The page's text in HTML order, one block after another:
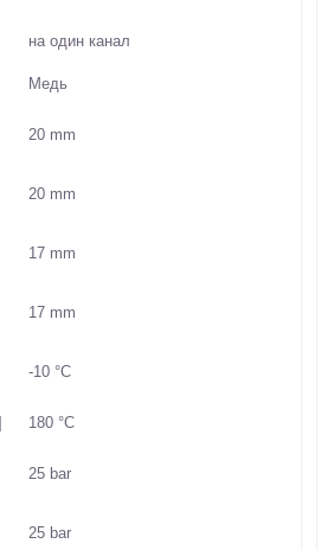
на один канал
Медь
20 mm
20 mm
17 mm
17 mm
-10 °C
180 °C
25 bar
25 bar